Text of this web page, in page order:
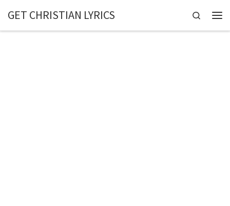
Skip to content
GET CHRISTIAN LYRICS Search